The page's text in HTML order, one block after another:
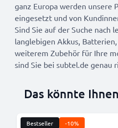
ganz Europa werden unsere
eingesetzt und von
Sind Sie auf der Suche nach
langlebigen Akkus,
weiterem Zubehör für Ihre
sind Sie bei subtel.de genau
Das könnte
Bestseller -10%